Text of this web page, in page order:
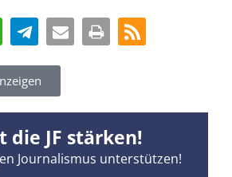
die JF stärken!
Journalismus unterstützen!